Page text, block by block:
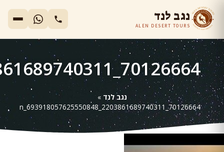
נגב לנד
ALEN DESERT TOURS
70126664_2203861689740311_693918057625550848_n
נגב לנד »
70126664_2203861689740311_693918057625550848_n